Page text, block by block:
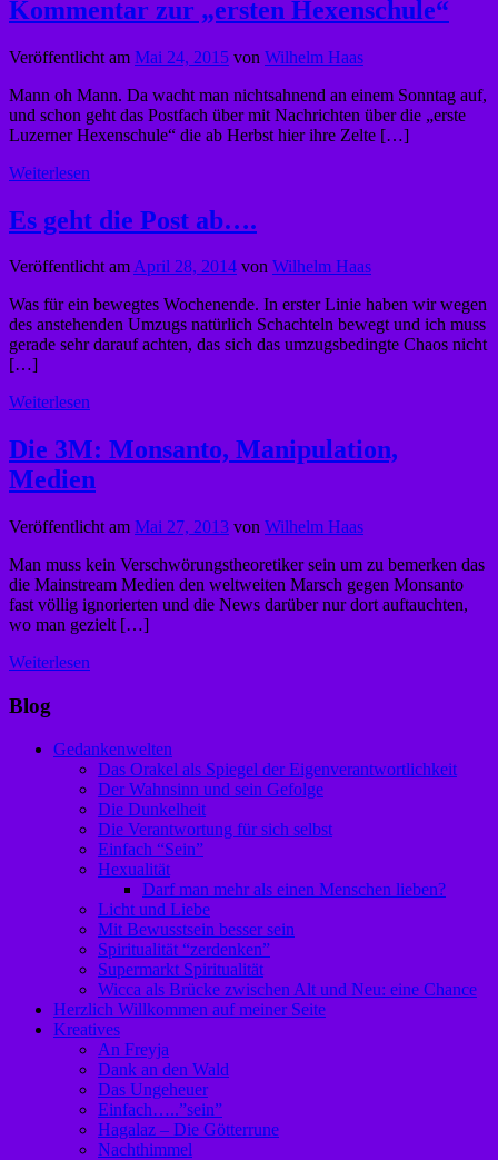
Kommentar zur „ersten Hexenschule“
Veröffentlicht am Mai 24, 2015 von Wilhelm Haas
Mann oh Mann. Da wacht man nichtsahnend an einem Sonntag auf,
und schon geht das Postfach über mit Nachrichten über die „erste
Luzerner Hexenschule“ die ab Herbst hier ihre Zelte […]
Weiterlesen
Es geht die Post ab….
Veröffentlicht amApril 28, 2014 von Wilhelm Haas
Was für ein bewegtes Wochenende. In erster Linie haben wir wegen
des anstehenden Umzugs natürlich Schachteln bewegt und ich muss
gerade sehr darauf achten, das sich das umzugsbedingte Chaos nicht
[…]
Weiterlesen
Die 3M: Monsanto, Manipulation,
Medien
Veröffentlicht am Mai 27, 2013 von Wilhelm Haas
Man muss kein Verschwörungstheoretiker sein um zu bemerken das
die Mainstream Medien den weltweiten Marsch gegen Monsanto
fast völlig ignorierten und die News darüber nur dort auftauchten,
wo man gezielt […]
Weiterlesen
Blog
Gedankenwelten
Das Orakel als Spiegel der Eigenverantwortlichkeit
Der Wahnsinn und sein Gefolge
Die Dunkelheit
Die Verantwortung für sich selbst
Einfach “Sein”
Hexualität
Darf man mehr als einen Menschen lieben?
Licht und Liebe
Mit Bewusstsein besser sein
Spiritualität “zerdenken”
Supermarkt Spiritualität
Wicca als Brücke zwischen Alt und Neu: eine Chance
Herzlich Willkommen auf meiner Seite
Kreatives
An Freyja
Dank an den Wald
Das Ungeheuer
Einfach…..”sein”
Hagalaz – Die Götterrune
Nachthimmel